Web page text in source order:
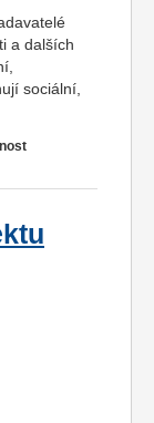
a dalších
sociální,